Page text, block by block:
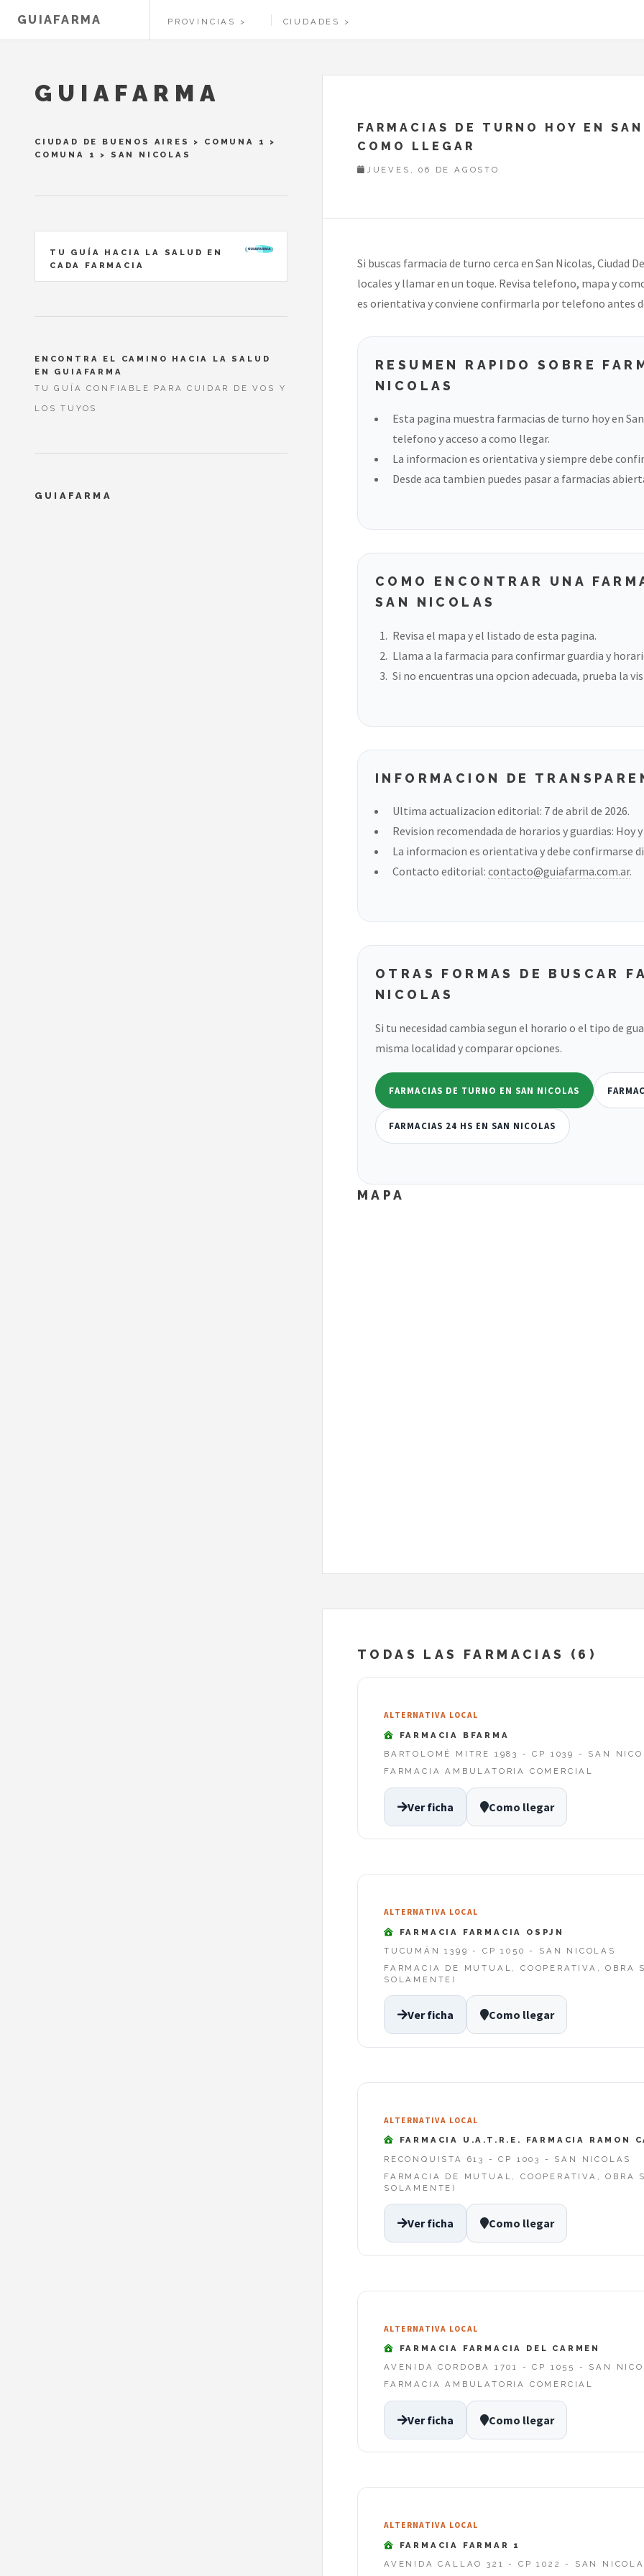
GUIAFARMA PROVINCIAS CIUDADES
FARMACIAS DE TURNO HOY EN
COMO LLEGAR
JUEVES, 06 DE AGOSTO
Si buscas farmacia de turno cerca en San Nicolas, Ciudad
locales y llamar en un toque. Revisa telefono, mapa y
es orientativa y conviene confirmarla por telefono antes
RESUMEN RAPIDO SOBRE
NICOLAS
Esta pagina muestra farmacias de turno hoy en
telefono y acceso a como llegar.
La informacion es orientativa y siempre debe
Desde aca tambien puedes pasar a farmacias
COMO ENCONTRAR UNA
SAN NICOLAS
Revisa el mapa y el listado de esta pagina.
Llama a la farmacia para confirmar guardia y
Si no encuentras una opcion adecuada, prueba la
INFORMACION DE
Ultima actualizacion editorial: 7 de abril de 2026.
Revision recomendada de horarios y guardias: Hoy
La informacion es orientativa y debe confirmarse
Contacto editorial: contacto@guiafarma.com.ar.
OTRAS FORMAS DE BUSCAR
NICOLAS
Si tu necesidad cambia segun el horario o el tipo de
misma localidad y comparar opciones.
FARMACIAS DE TURNO EN SAN NICOLAS
FARMACIAS 24 HS EN SAN NICOLAS
MAPA
TODAS LAS FARMACIAS (6)
ALTERNATIVA LOCAL
FARMACIA BFARMA
BARTOLOMÉ MITRE 1983 - CP 1039 - SAN
FARMACIA AMBULATORIA COMERCIAL
Ver ficha Como llegar
ALTERNATIVA LOCAL
FARMACIA FARMACIA OSPJN
TUCUMÁN 1399 - CP 1050 - SAN NICOLAS
FARMACIA DE MUTUAL, COOPERATIVA, OBRA
SOLAMENTE)
Ver ficha Como llegar
ALTERNATIVA LOCAL
FARMACIA U.A.T.R.E. FARMACIA RAMON
RECONQUISTA 613 - CP 1003 - SAN NICOLAS
FARMACIA DE MUTUAL, COOPERATIVA, OBRA
SOLAMENTE)
Ver ficha Como llegar
ALTERNATIVA LOCAL
FARMACIA FARMACIA DEL CARMEN
AVENIDA CORDOBA 1701 - CP 1055 - SAN
FARMACIA AMBULATORIA COMERCIAL
Ver ficha Como llegar
ALTERNATIVA LOCAL
FARMACIA FARMAR 1
AVENIDA CALLAO 321 - CP 1022 - SAN
GUIAFARMA
CIUDAD DE BUENOS AIRES > COMUNA 1
>
COMUNA 1
> SAN NICOLAS
TU GUÍA HACIA LA SALUD EN
CADA FARMACIA
ENCONTRA EL CAMINO HACIA LA SALUD
EN GUIAFARMA
TU GUÍA CONFIABLE PARA CUIDAR DE VOS Y
LOS TUYOS
GUIAFARMA